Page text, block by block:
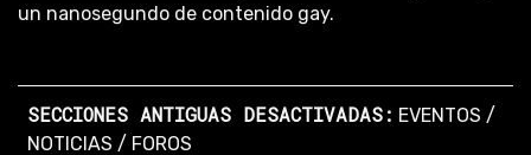
un nanosegundo de contenido gay.
SECCIONES ANTIGUAS DESACTIVADAS: EVENTOS /
NOTICIAS / FOROS